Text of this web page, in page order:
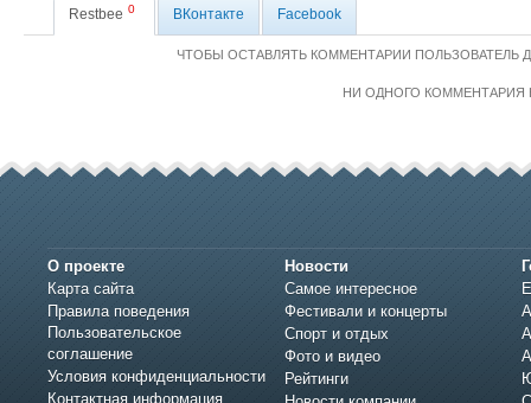
Restbee 0 ВКонтакте Facebook
ЧТОБЫ ОСТАВЛЯТЬ КОММЕНТАРИИ
НИ ОДНОГО КОММЕНТАРИЯ
О проекте
Карта сайта
Правила поведения
Пользовательское
соглашение
Условия конфиденциальности
Контактная информация
Новости
Самое интересное
Фестивали и концерты
Спорт и отдых
Фото и видео
Рейтинги